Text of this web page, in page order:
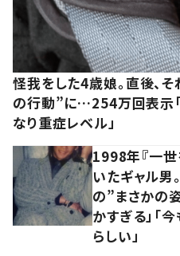
怪我をした4歳娘。直後、
の行動”に…254万回表示「
なり重症レベル」
1998年『一世
いたギャル男
の”まさかの姿
かすぎる」「
らしい」